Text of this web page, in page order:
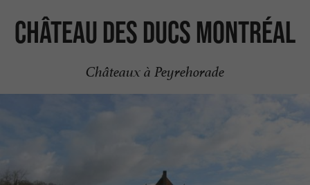
Château des ducs Montréal
Châteaux à Peyrehorade